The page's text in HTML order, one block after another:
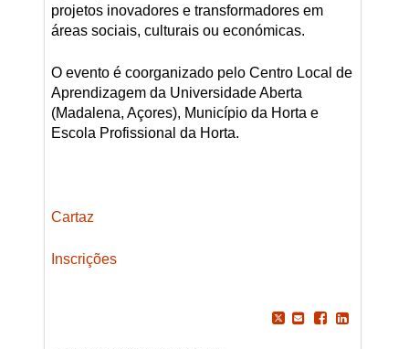
projetos inovadores e transformadores em
áreas sociais, culturais ou económicas.
O evento é coorganizado pelo Centro Local de
Aprendizagem da Universidade Aberta
(Madalena, Açores), Município da Horta e
Escola Profissional da Horta.
Cartaz
Inscrições